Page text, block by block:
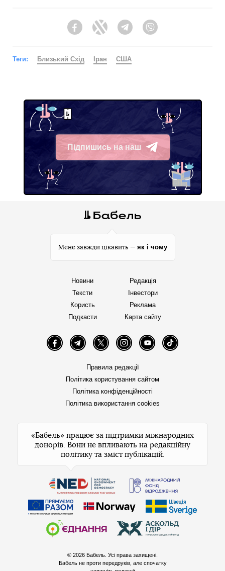
FacebookTwitter Telegram
Теги: Близький Схід Іран США
Підпишись на наш
Telegram
Мене завжди цікавить — як і чому
Новини
Тексти
Користь
Подкасти
Редакція
Інвестори
Реклама
Карта сайту
FacebookTelegramTwitter InstagramYouTube TikTok
Правила редакції
Політика користування сайтом
Політика конфіденційності
Політика використання cookies
«Бабель» працює за підтримки міжнародних
донорів. Вони не впливають на редакційну
політику та зміст публікацій.
© 2026 Бабель. Усі права захищені.
Бабель не проти передруків, але спочатку